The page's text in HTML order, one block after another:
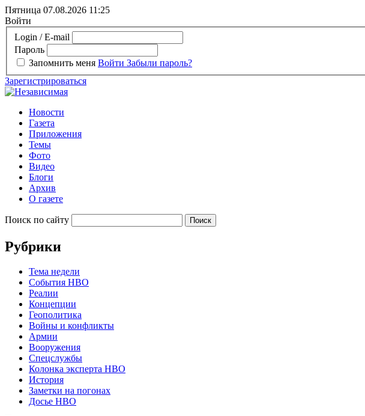
Пятница 07.08.2026 11:25
Войти
Login / E-mail
Пароль
Запомнить меня Войти Забыли пароль?
Зарегистрироваться
Новости
Газета
Приложения
Темы
Фото
Видео
Блоги
Архив
О газете
Поиск по сайту
Рубрики
Тема недели
События НВО
Реалии
Концепции
Геополитика
Войны и конфликты
Армии
Вооружения
Спецслужбы
Колонка эксперта НВО
История
Заметки на погонах
Досье НВО